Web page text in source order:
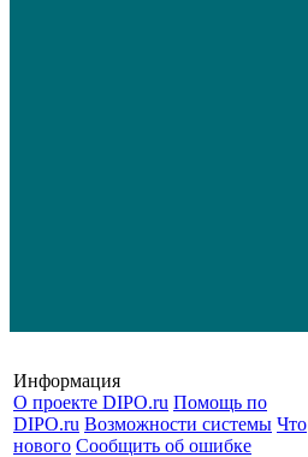
Информация
О проекте DIPO.ru Помощь по
DIPO.ru Возможности системы Что
нового Сообщить об ошибке